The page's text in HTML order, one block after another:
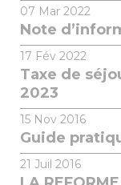
07 Mar 2022
Note
17 Fév 2022
Taxe de
2023
15 Nov 2016
Guide
21 Juil 2016